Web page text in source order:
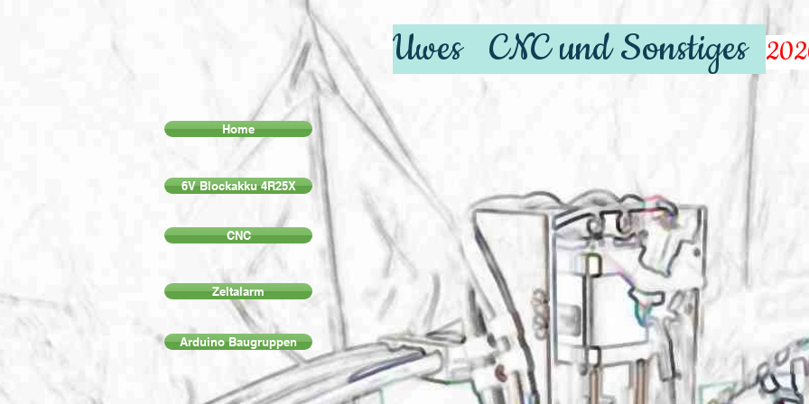
Uwes CNC und Sonstiges
Home
6V Blockakku 4R25X
CNC
Zeltalarm
Arduino Baugruppen